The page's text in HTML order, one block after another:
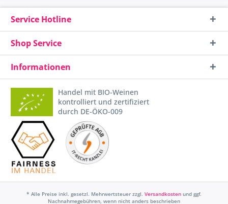
Service Hotline
Shop Service
Informationen
Handel mit BIO-Weinen
kontrolliert und zertifiziert
durch DE-ÖKO-009
* Alle Preise inkl. gesetzl. Mehrwertsteuer zzgl. Versandkosten und ggf.
Nachnahmegebühren, wenn nicht anders beschrieben